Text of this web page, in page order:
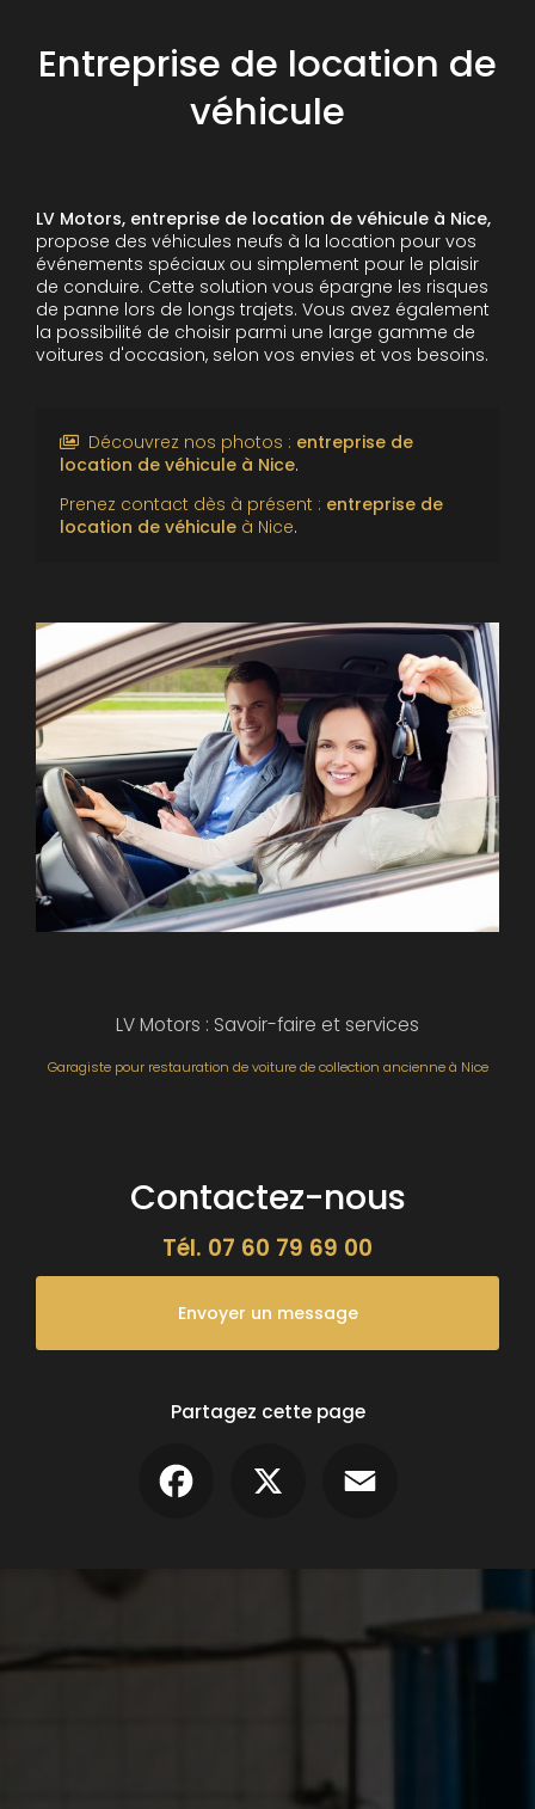
Entreprise de location de
véhicule
LV Motors, entreprise de location de véhicule à Nice,
propose des véhicules neufs à la location pour vos
événements spéciaux ou simplement pour le plaisir
de conduire. Cette solution vous épargne les risques
de panne lors de longs trajets. Vous avez également
la possibilité de choisir parmi une large gamme de
voitures d'occasion, selon vos envies et vos besoins.
Découvrez nos photos : entreprise de
location de véhicule à Nice.
Prenez contact dès à présent : entreprise de
location de véhicule à Nice.
LV Motors : Savoir-faire et services
Garagiste pour restauration de voiture de collection ancienne à Nice
Contactez-nous
Tél. 07 60 79 69 00
Envoyer un message
Partagez cette page